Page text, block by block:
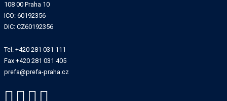
108 00 Praha 10
ICO: 60192356
DIC: CZ60192356
Tel.+420 281 031 111
Fax +420 281 031 405
prefa@prefa-praha.cz